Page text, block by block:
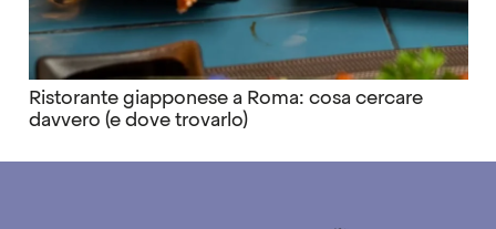
Ristorante giapponese a Roma: cosa cercare
davvero (e dove trovarlo)